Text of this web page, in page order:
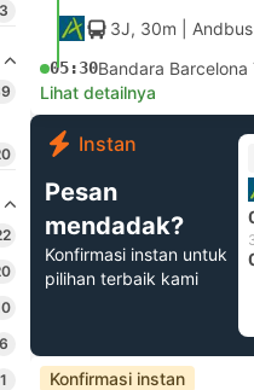
3
6
1
3J, 30m | Andbus
05:30Bandara Barcelona
Lihat detailnya
Instan
Pesan
mendadak?
Konfirmasi instan untuk
pilihan terbaik kami
Konfirmasi instan